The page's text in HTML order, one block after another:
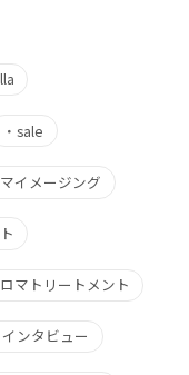
・sale
イメージング
マトリートメント
インタビュー